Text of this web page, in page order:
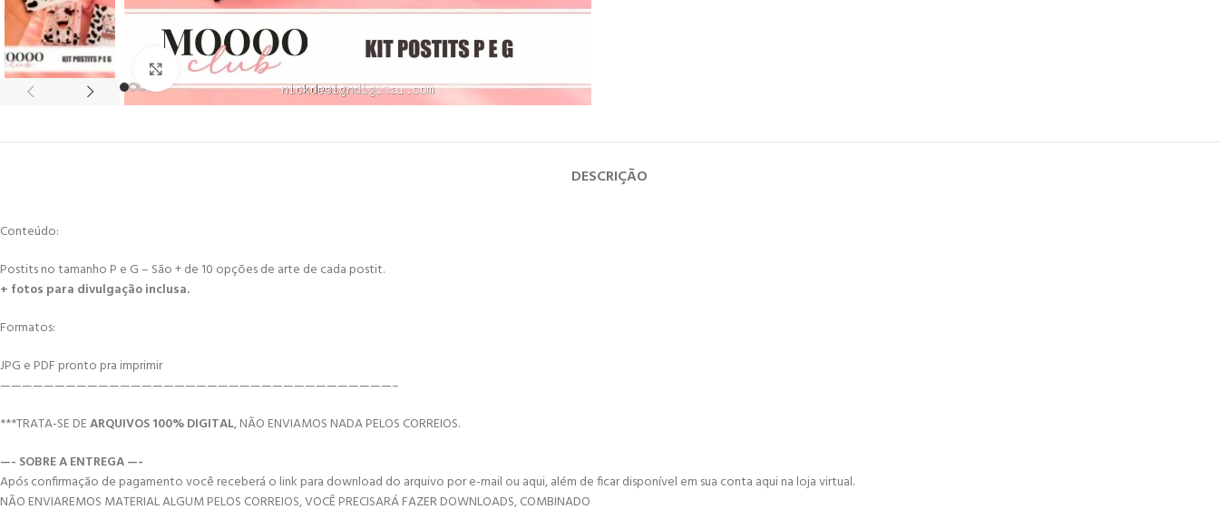
Click to enlarge
DESCRIÇÃO
Conteúdo:
Postits no tamanho P e G – São + de 10 opções de arte de cada postit.
+ fotos para divulgação inclusa.
Formatos:
JPG e PDF pronto pra imprimir
————————————————————————————————————–
***TRATA-SE DEARQUIVOS 100% DIGITAL, NÃO ENVIAMOS NADA PELOS CORREIOS.
—- SOBRE A ENTREGA —-
Após confirmação de pagamento você receberá o link para download do arquivo por e-mail ou aqui, além de ficar disponível em sua conta aqui na loja virtual.
NÃO ENVIAREMOS MATERIAL ALGUM PELOS CORREIOS, VOCÊ PRECISARÁ FAZER DOWNLOADS, COMBINADO